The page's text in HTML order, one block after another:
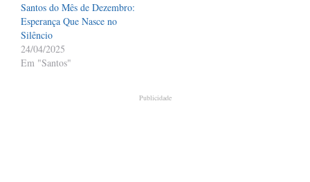
Santos do Mês de Dezembro:
Esperança Que Nasce no
Silêncio
24/04/2025
Em "Santos"
Publicidade